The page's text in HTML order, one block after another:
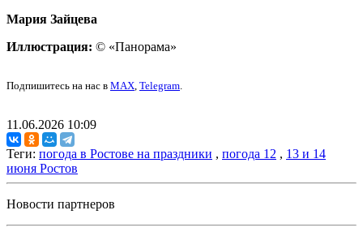
Мария Зайцева
Иллюстрация: © «Панорама»
Подпишитесь на нас в MAX, Telegram.
11.06.2026 10:09
Теги: погода в Ростове на праздники , погода 12 , 13 и 14
июня Ростов
Новости партнеров